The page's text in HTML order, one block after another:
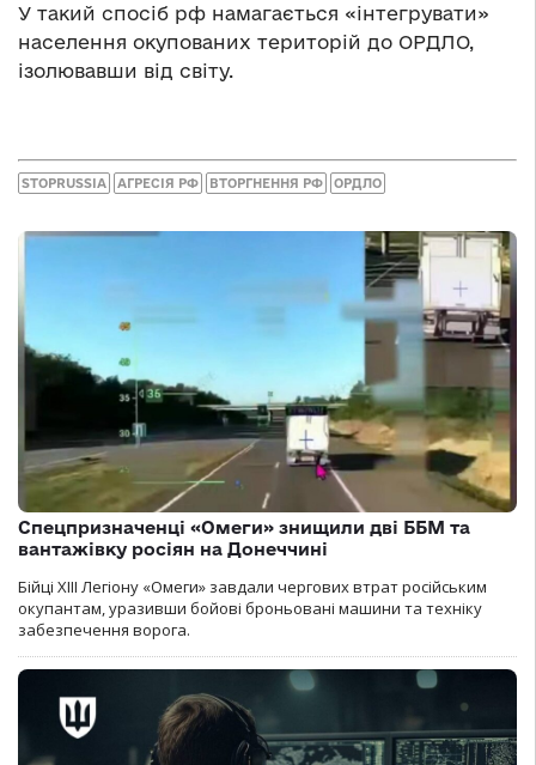
У такий спосіб рф намагається «інтегрувати»
населення окупованих територій до ОРДЛО,
ізолювавши від світу.
STOPRUSSIA АГРЕСІЯ РФ ВТОРГНЕННЯ РФ ОРДЛО
Спецпризначенці «Омеги» знищили дві ББМ та
вантажівку росіян на Донеччині
Бійці ХІІІ Легіону «Омеги» завдали чергових втрат російським
окупантам, уразивши бойові броньовані машини та техніку
забезпечення ворога.